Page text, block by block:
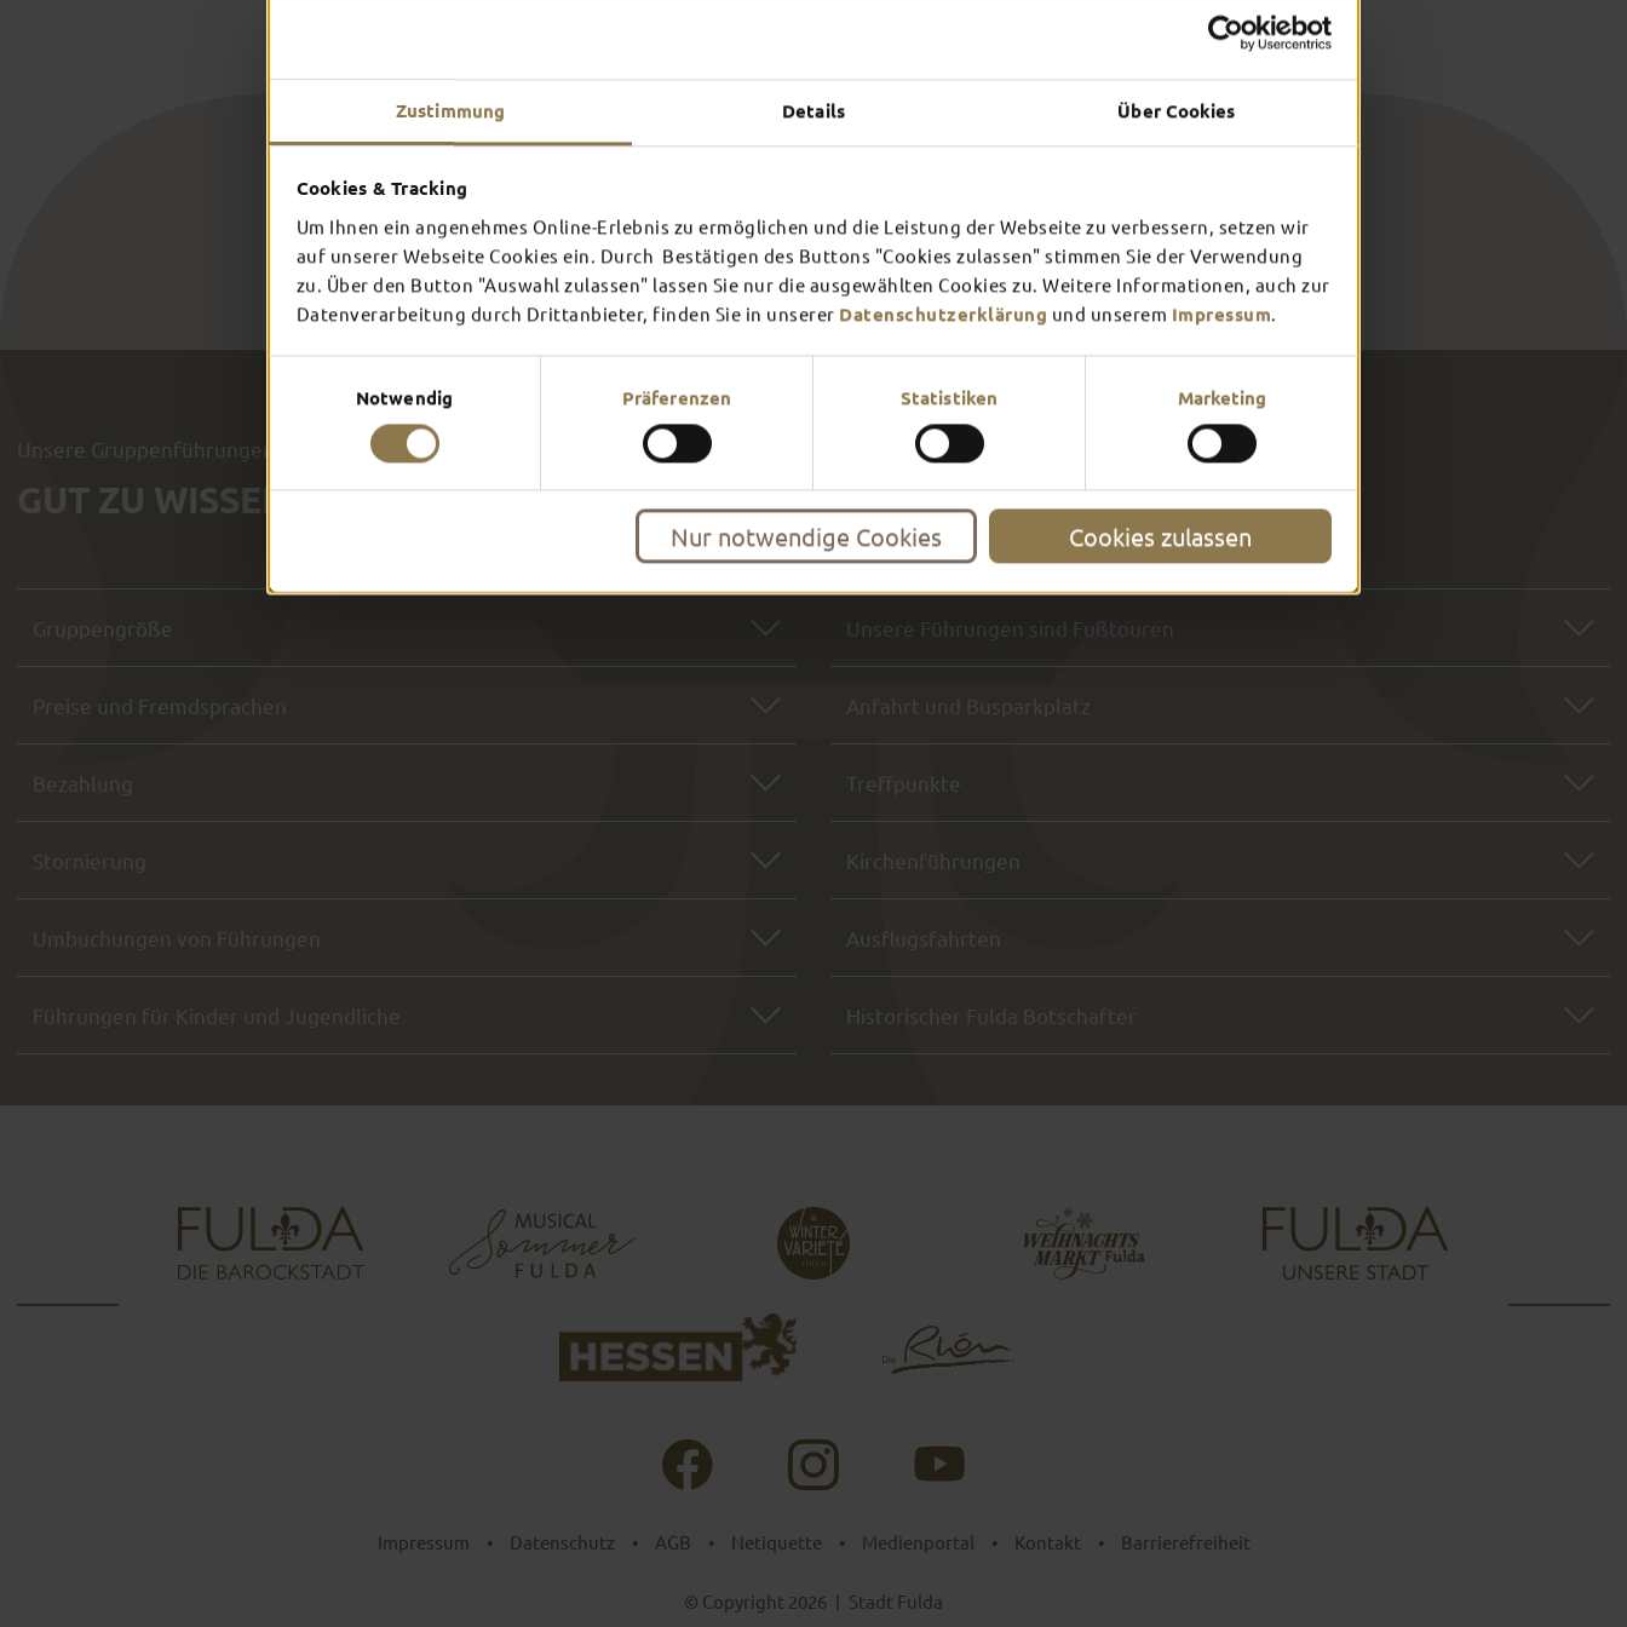
Zustimmung Details Über Cookies
Cookies & Tracking
Um Ihnen ein angenehmes Online-Erlebnis zu ermöglichen und die Leistung der Webseite zu verbessern, setzen wir
auf unserer Webseite Cookies ein. Durch Bestätigen des Buttons "Cookies zulassen" stimmen Sie der Verwendung
zu. Über den Button "Auswahl zulassen" lassen Sie nur die ausgewählten Cookies zu. Weitere Informationen, auch zur
Datenverarbeitung durch Drittanbieter, finden Sie in unserer Datenschutzerklärung und unserem Impressum.
Notwendig Präferenzen Statistiken Marketing
Nur notwendige Cookies Cookies zulassen
eurer Kontaktdaten die Gruppenführung in Fulda reserviert. Nichts einfacher als das!
Gut zu wissen
Unsere Gruppenführungen
GUT ZU WISSEN
Gruppengröße
Preise und Fremdsprachen
Bezahlung
Stornierung
Umbuchungen von Führungen
Führungen für Kinder und Jugendliche
Unsere Führungen sind Fußtouren
Anfahrt und Busparkplatz
Treffpunkte
Kirchenführungen
Ausflugsfahrten
Historischer Fulda Botschafter
Impressum • Datenschutz • AGB • Netiquette • Medienportal • Kontakt • Barrierefreiheit
© Copyright 2026 | Stadt Fulda